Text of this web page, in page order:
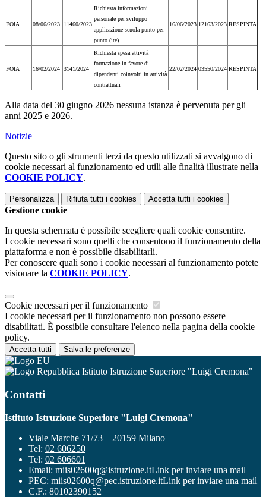
FOIA 08/06/2023 11460/2023
Richiesta informazioni
personale per sviluppo
applicazione scuola punto per
punto (ite)
16/06/2023 12163/2023 RESPINTA
FOIA 16/02/2024 3141/2024
Richiesta spesa attività
formazione in favore di
dipendenti coinvolti in attività
contrattuali
22/02/2024 03550/2024 RESPINTA
Alla data del 30 giugno 2026 nessuna istanza è pervenuta per gli
anni 2025 e 2026.
Notizie
Questo sito o gli strumenti terzi da questo utilizzati si avvalgono di
cookie necessari al funzionamento ed utili alle finalità illustrate nella
COOKIE POLICY.
Personalizza Rifiuta tutti i cookies Accetta tutti i cookies
Gestione cookie
In questa schermata è possibile scegliere quali cookie consentire.
I cookie necessari sono quelli che consentono il funzionamento della
piattaforma e non è possibile disabilitarli.
Per conoscere quali sono i cookie necessari al funzionamento potete
visionare la COOKIE POLICY.
Cookie necessari per il funzionamento
I cookie necessari per il funzionamento non possono essere
disabilitati. È possibile consultare l'elenco nella pagina della cookie
policy.
Accetta tutti Salva le preferenze
Istituto Istruzione Superiore "Luigi Cremona"
Contatti
Istituto Istruzione Superiore "Luigi Cremona"
Viale Marche 71/73 – 20159 Milano
Tel: 02 606250
Tel: 02 606601
Email: miis02600q@istruzione.itLink per inviare una mail
PEC: miis02600q@pec.istruzione.itLink per inviare una mail
C.F.: 80102390152